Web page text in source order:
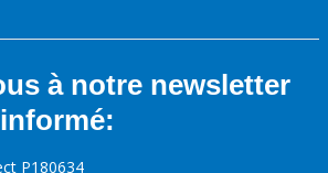
à notre newsletter
P180634